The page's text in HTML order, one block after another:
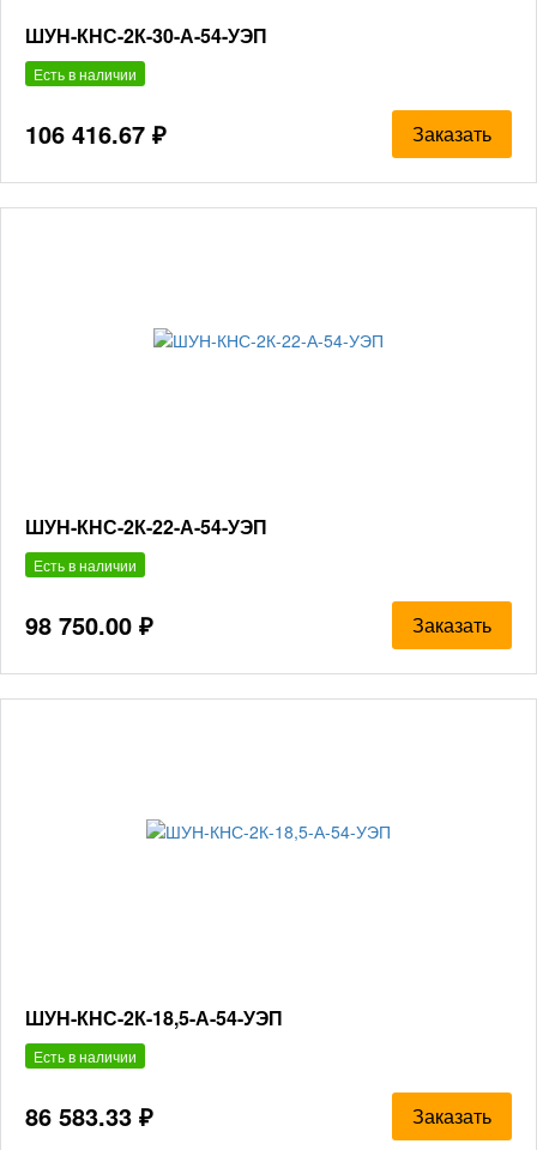
ШУН-КНС-2К-30-А-54-УЭП
Есть в наличии
106 416.67 ₽ Заказать
ШУН-КНС-2К-22-А-54-УЭП
Есть в наличии
98 750.00 ₽ Заказать
ШУН-КНС-2К-18,5-А-54-УЭП
Есть в наличии
86 583.33 ₽ Заказать